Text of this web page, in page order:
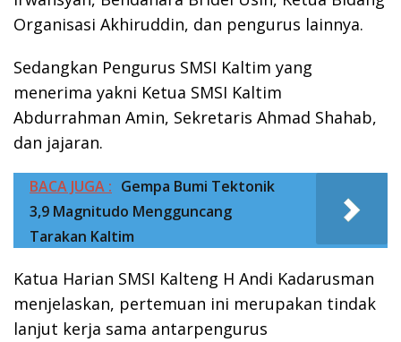
Organisasi Akhiruddin, dan pengurus lainnya.
Sedangkan Pengurus SMSI Kaltim yang
menerima yakni Ketua SMSI Kaltim
Abdurrahman Amin, Sekretaris Ahmad Shahab,
dan jajaran.
BACA JUGA : Gempa Bumi Tektonik
3,9 Magnitudo Mengguncang
Tarakan Kaltim
Katua Harian SMSI Kalteng H Andi Kadarusman
menjelaskan, pertemuan ini merupakan tindak
lanjut kerja sama antarpengurus